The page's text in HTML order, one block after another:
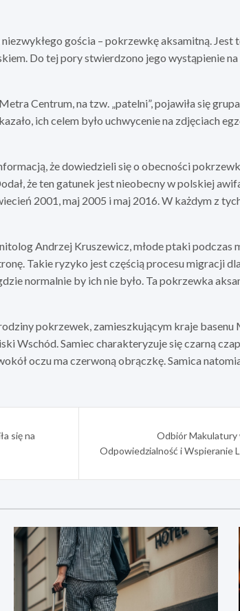
gościa – pokrzewkę aksamitną.
Do tej pory stwierdzono jego wystąpienie
Centrum, na tzw. „patelni”, pojawiła się
ich celem było uchwycenie na zdjęciach
że dowiedzieli się o obecności
że ten gatunek jest nieobecny w polskiej
2001, maj 2005 i maj 2016. W każdym z
Andrzej Kruszewicz, młode ptaki podczas
Takie ryzyko jest częścią procesu migracji
normalnie by ich nie było. Ta pokrzewka
pokrzewek, zamieszkującym kraje basenu
Wschód. Samiec charakteryzuje się czarną
oczu ma czerwoną obrączkę. Samica
się na
Odbiór Makulatury
Odpowiedzialność i Wspieranie